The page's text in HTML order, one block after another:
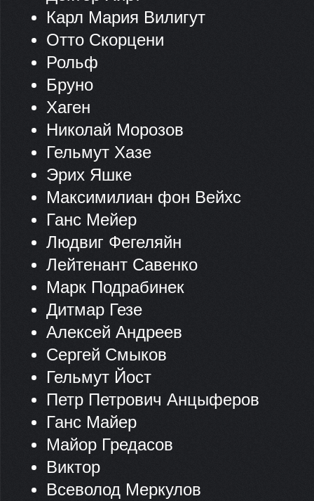
Карл Мария Вилигут
Отто Скорцени
Рольф
Бруно
Хаген
Николай Морозов
Гельмут Хазе
Эрих Яшке
Максимилиан фон Вейхс
Ганс Мейер
Людвиг Фегеляйн
Лейтенант Савенко
Марк Подрабинек
Дитмар Гезе
Алексей Андреев
Сергей Смыков
Гельмут Йост
Петр Петрович Анцыферов
Ганс Майер
Майор Гредасов
Виктор
Всеволод Меркулов